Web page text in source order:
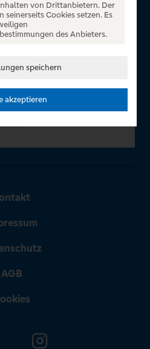
Musicals und Shows, die
Champions League und die
mit
AGB
von Drittanbietern. Der
seinerseits Cookies setzen. Es
des Anbieters.
speichern
akzeptieren